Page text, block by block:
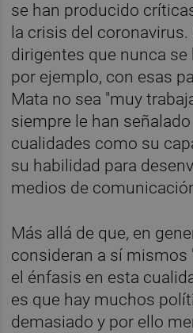
se han producido
la crisis del
dirigentes que nunca se
por ejemplo, con esas
Mata no sea "muy
siempre le han
cualidades como su
su habilidad para
medios de
Más allá de que, en
consideran a sí mismos
el énfasis en esta
es que hay muchos
demasiado y por ello